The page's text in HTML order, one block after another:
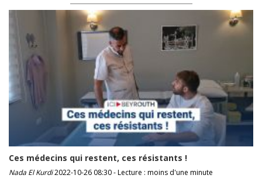
Ces médecins qui restent, ces résistants !
Nada El Kurdi2022-10-26 08:30 - Lecture : moins d'une minute